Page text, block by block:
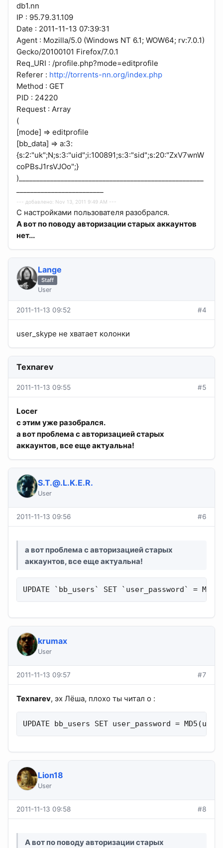
db1.nn
IP : 95.79.31.109
Date : 2011-11-13 07:39:31
Agent : Mozilla/5.0 (Windows NT 6.1; WOW64; rv:7.0.1)
Gecko/20100101 Firefox/7.0.1
Req_URI : /profile.php?mode=editprofile
Referer : http://torrents-nn.org/index.php
Method : GET
PID : 24220
Request : Array
(
[mode] => editprofile
[bb_data] => a:3:
{s:2:"uk";N;s:3:"uid";i:100891;s:3:"sid";s:20:"ZxV7wnW
coPBsJ1rsVJOo";}
)_____________________________________________________
--- добавлено: Nov 13, 2011 9:49 AM ---
С настройками пользователя разобрался.
А вот по поводу авторизации старых аккаунтов
нет...
Lange
Staff
User
2011-11-13 09:52 #4
user_skype не хватает колонки
Texnarev
2011-11-13 09:55 #5
Locer
с этим уже разобрался.
а вот проблема с авторизацией старых
аккаунтов, все еще актуальна!
S.T.@.L.K.E.R.
User
2011-11-13 09:56 #6
а вот проблема с авторизацией старых
аккаунтов, все еще актуальна!
UPDATE `bb_users` SET `user_password` =
krumax
User
2011-11-13 09:57 #7
Texnarev, эх Лёша, плохо ты читал о :
UPDATE bb_users SET user_password =
Lion18
User
2011-11-13 09:58 #8
А вот по поводу авторизации старых